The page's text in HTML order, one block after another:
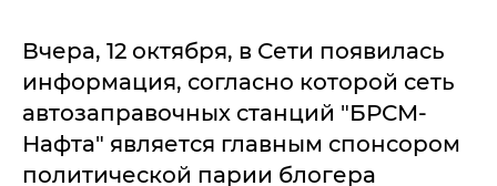
Вчера, 12 октября, в Сети появилась
информация, согласно которой сеть
автозаправочных станций "БРСМ-
Нафта" является главным спонсором
политической парии блогера